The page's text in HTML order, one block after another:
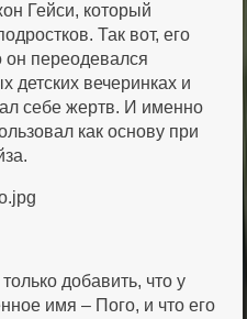
Гейси, который
Так вот, его
он переодевался
детских вечеринках и
себе жертв. И именно
как основу при
добавить, что у
имя – Пого, и что его